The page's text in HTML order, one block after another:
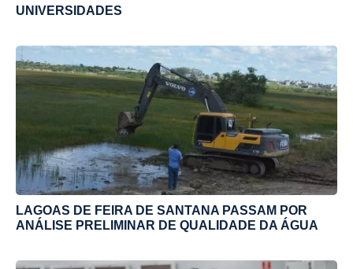
UNIVERSIDADES
LAGOAS DE FEIRA DE SANTANA PASSAM POR
ANÁLISE PRELIMINAR DE QUALIDADE DA ÁGUA